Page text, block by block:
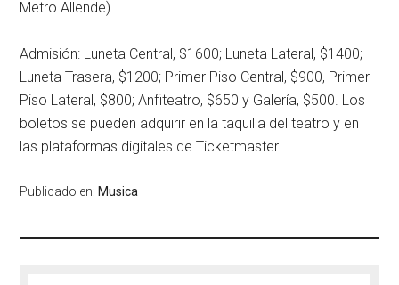
Metro Allende).
Admisión: Luneta Central, $1600; Luneta Lateral, $1400;
Luneta Trasera, $1200; Primer Piso Central, $900, Primer
Piso Lateral, $800; Anfiteatro, $650 y Galería, $500. Los
boletos se pueden adquirir en la taquilla del teatro y en
las plataformas digitales de Ticketmaster.
Publicado en: Musica